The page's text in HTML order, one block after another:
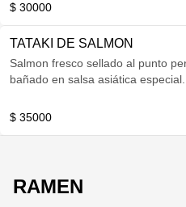
$ 30000
TATAKI DE SALMON
Salmon fresco sellado al punto
bañado en salsa asiática especial.
$ 35000
RAMEN